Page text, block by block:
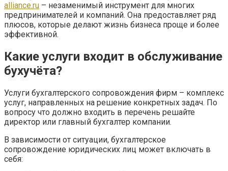
alliance.ru – незаменимый инструмент для многих
предпринимателей и компаний. Она предоставляет ряд
плюсов, которые делают жизнь бизнеса проще и более
эффективной.
Какие услуги входит в обслуживание
бухучёта?
Услуги бухгалтерского сопровождения фирм – комплекс
услуг, направленных на решение конкретных задач. По
вопросу что должно входить в перечень решайте
директор или главный бухгалтер компании.
В зависимости от ситуации, бухгалтерское
сопровождение юридических лиц может включать в
себя: